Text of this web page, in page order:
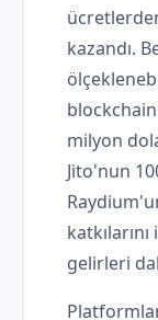
kazandı.
milyon
Jito'nun
gelirleri